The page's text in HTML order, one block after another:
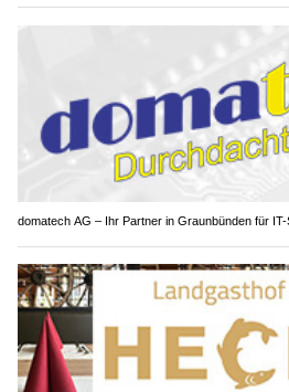
domatech AG – Ihr Partner in Graunbünden für